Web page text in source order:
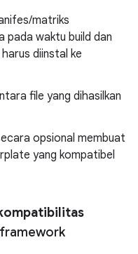
matriks
pada waktu build dan
diinstal ke
file yang dihasilkan
opsional membuat
yang kompatibel